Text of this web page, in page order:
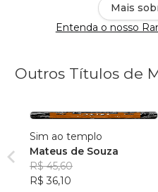
Mais
Entenda o nosso
Outros Títulos de
Sim ao templo
Mateus de Souza
R$ 45,60
R$ 36,10